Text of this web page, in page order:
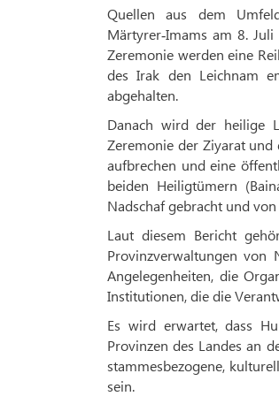
Quellen aus dem
Märtyrer‑Imams am 8.
Zeremonie werden eine
des Irak den Leichnam
abgehalten.
Danach wird der heilige
Zeremonie der Ziyarat und
aufbrechen und eine
beiden Heiligtümern
Nadschaf gebracht und
Laut diesem Bericht
Provinzverwaltungen von
Angelegenheiten, die
Institutionen, die die
Es wird erwartet, dass
Provinzen des Landes an
stammesbezogene,
sein.